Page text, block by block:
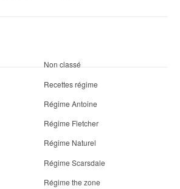
Non classé
Recettes régime
Régime Antoine
Régime Fletcher
Régime Naturel
Régime Scarsdale
Régime the zone